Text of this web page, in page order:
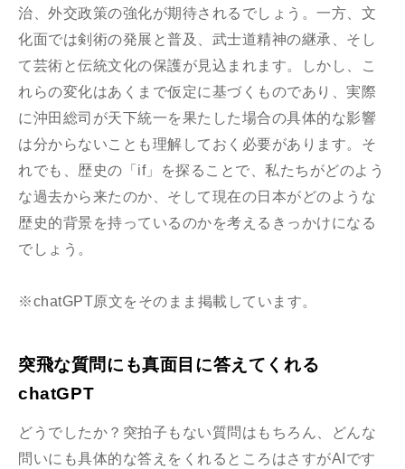
治、外交政策の強化が期待されるでしょう。一方、文
化面では剣術の発展と普及、武士道精神の継承、そし
て芸術と伝統文化の保護が見込まれます。しかし、こ
れらの変化はあくまで仮定に基づくものであり、実際
に沖田総司が天下統一を果たした場合の具体的な影響
は分からないことも理解しておく必要があります。そ
れでも、歴史の「if」を探ることで、私たちがどのよう
な過去から来たのか、そして現在の日本がどのような
歴史的背景を持っているのかを考えるきっかけになる
でしょう。
※chatGPT原文をそのまま掲載しています。
突飛な質問にも真面目に答えてくれる
chatGPT
どうでしたか？突拍子もない質問はもちろん、どんな
問いにも具体的な答えをくれるところはさすがAIです